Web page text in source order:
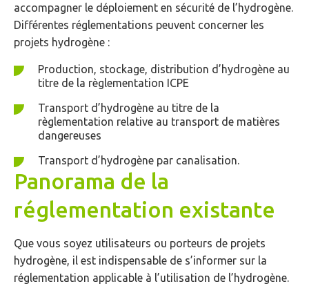
accompagner le déploiement en sécurité de l’hydrogène.
Différentes réglementations peuvent concerner les
projets hydrogène :
Production, stockage, distribution d’hydrogène au
titre de la règlementation ICPE
Transport d’hydrogène au titre de la
règlementation relative au transport de matières
dangereuses
Transport d’hydrogène par canalisation.
Panorama de la
réglementation existante
Que vous soyez utilisateurs ou porteurs de projets
hydrogène, il est indispensable de s’informer sur la
réglementation applicable à l’utilisation de l’hydrogène.